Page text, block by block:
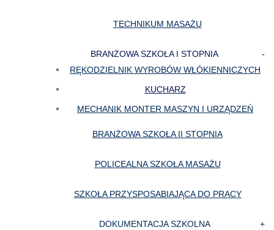
TECHNIKUM MASAŻU
BRANŻOWA SZKOŁA I STOPNIA
RĘKODZIELNIK WYROBÓW WŁÓKIENNICZYCH
KUCHARZ
MECHANIK MONTER MASZYN I URZĄDZEŃ
BRANŻOWA SZKOŁA II STOPNIA
POLICEALNA SZKOŁA MASAŻU
SZKOŁA PRZYSPOSABIAJĄCA DO PRACY
DOKUMENTACJA SZKOLNA